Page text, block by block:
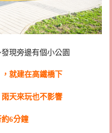
現旁邊有個小公園
就建在高鐵橋下
天來玩也不影響
6分鐘